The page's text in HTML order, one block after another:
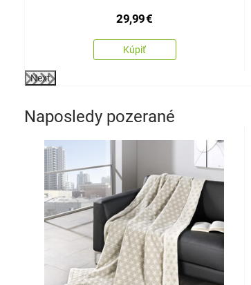
29,99€
Kúpiť
Next
Naposledy pozerané